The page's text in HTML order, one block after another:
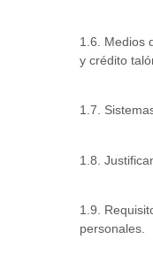
1.6. Medios
y crédito
1.7.
1.8.
1.9.
personales.